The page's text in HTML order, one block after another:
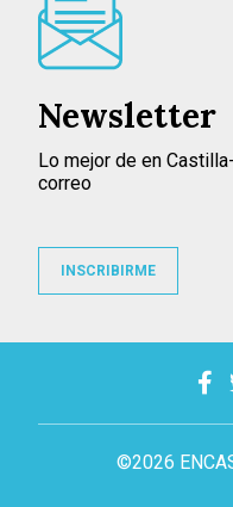
©2026
Newsletter
Lo mejor de en
correo
INSCRIBIRME